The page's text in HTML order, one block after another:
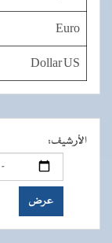
Euro
Dollar US
الأرشيف: